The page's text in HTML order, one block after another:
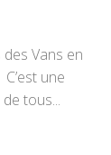
des Vans en
une
tous...